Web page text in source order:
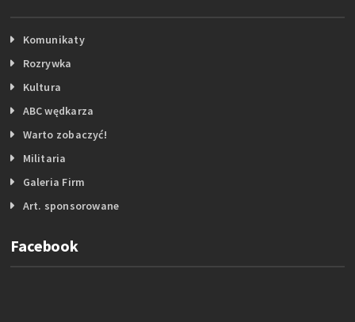
Komunikaty
Rozrywka
Kultura
ABC wędkarza
Warto zobaczyć!
Militaria
Galeria Firm
Art. sponsorowane
Facebook